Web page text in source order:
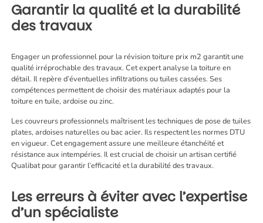
Garantir la qualité et la durabilité
des travaux
Engager un professionnel pour la révision toiture prix m2 garantit une
qualité irréprochable des travaux. Cet expert analyse la toiture en
détail. Il repère d’éventuelles infiltrations ou tuiles cassées. Ses
compétences permettent de choisir des matériaux adaptés pour la
toiture en tuile, ardoise ou zinc.
Les couvreurs professionnels maîtrisent les techniques de pose de tuiles
plates, ardoises naturelles ou bac acier. Ils respectent les normes DTU
en vigueur. Cet engagement assure une meilleure étanchéité et
résistance aux intempéries. Il est crucial de choisir un artisan certifié
Qualibat pour garantir l’efficacité et la durabilité des travaux.
Les erreurs à éviter avec l’expertise
d’un spécialiste